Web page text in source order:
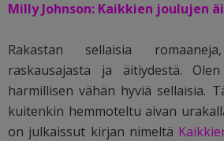
Milly Johnson: Kaikkien joulujen
Rakastan sellaisia
raskausajasta ja äitiydestä.
harmillisen vähän hyviä sellaisia.
kuitenkin hemmoteltu aivan
on julkaissut kirjan nimeltä